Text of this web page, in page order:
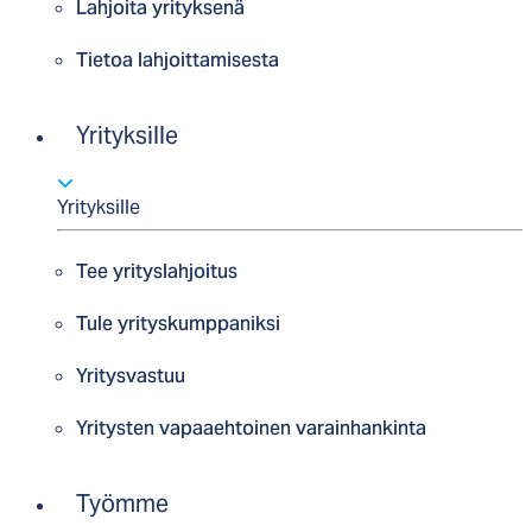
Lahjoita yrityksenä
Tietoa lahjoittamisesta
Yrityksille
Yrityksille
Tee yrityslahjoitus
Tule yrityskumppaniksi
Yritysvastuu
Yritysten vapaaehtoinen varainhankinta
Työmme